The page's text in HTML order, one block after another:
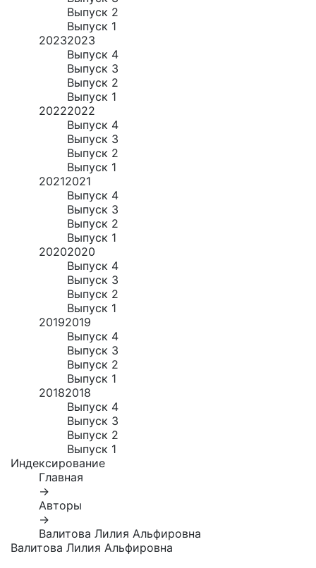
Выпуск 2
Выпуск 1
20232023
Выпуск 4
Выпуск 3
Выпуск 2
Выпуск 1
20222022
Выпуск 4
Выпуск 3
Выпуск 2
Выпуск 1
20212021
Выпуск 4
Выпуск 3
Выпуск 2
Выпуск 1
20202020
Выпуск 4
Выпуск 3
Выпуск 2
Выпуск 1
20192019
Выпуск 4
Выпуск 3
Выпуск 2
Выпуск 1
20182018
Выпуск 4
Выпуск 3
Выпуск 2
Выпуск 1
Индексирование
Главная
→
Авторы
→
Валитова Лилия Альфировна
Валитова Лилия Альфировна